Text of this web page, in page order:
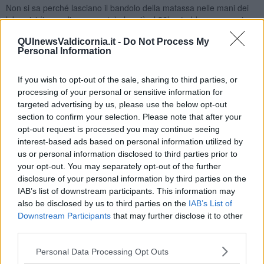
QUInewsValdicornia.it - Do Not Process My
Personal Information
If you wish to opt-out of the sale, sharing to third parties, or
processing of your personal or sensitive information for
targeted advertising by us, please use the below opt-out
section to confirm your selection. Please note that after your
opt-out request is processed you may continue seeing
interest-based ads based on personal information utilized by
us or personal information disclosed to third parties prior to
your opt-out. You may separately opt-out of the further
disclosure of your personal information by third parties on the
IAB’s list of downstream participants. This information may
also be disclosed by us to third parties on the IAB’s List of
Downstream Participants that may further disclose it to other
Personal Data Processing Opt Outs
Non si sa perché lasciano il bandolo della matassa nelle mani dei
labronici (in maglia amaranto) che già al 26’ potrebbero pareggiare
con un insidioso tiro cross di Danieli. Biondi prova ad alleggerire la
pressione con un tiro dalla media distanza che finisce alto (29’), ma
è ancora il Picchi (34’) a rendersi pericoloso con due tiri di Carunja
portiere nerazzurro sarà il migliore in campo, sostituendo più che
degnamente l’indisponibile Favilli, producendosi al 45’ in un altro
ottimo intervento risolutivo.
Il primo tempo termina con un contropiede del Piombino impostato
dal sempre valido Biondi e rifinito con un tiro di Mattia Durante,
parato da Grassia.
Nel secondo tempo ci si aspetterebbe di rivedere il Piombino dei
primi 25’, invece la musica non cambia e la sgroppata di Lepri (tra i
migliori, come sempre) sulla fascia sinistra che si conclude con un
tiro alto sulla traversa è solo un fuoco di paglia. Al 9’ il Picchi opera
due sostituzioni: Meta e Borselli lasciano il posto a Tocchini e
Figaro, mosse azzeccate per dar respiro alla squadra e inserire
forze nuove.
Venturi, invece, attende troppo per cambiare, anche se la
stanchezza sul campo affiora in qualche giocatore che ha dato